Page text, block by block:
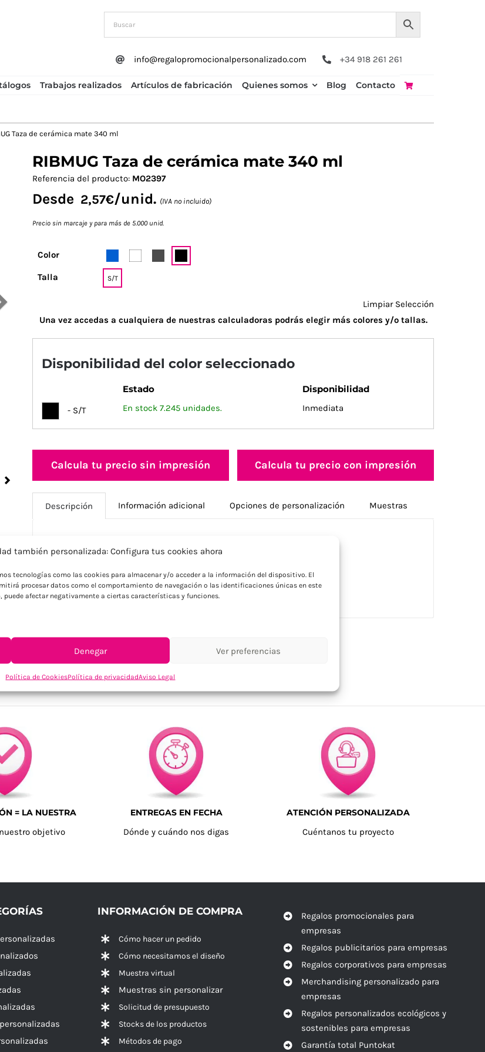
también personalizada: Configura tus cookies ahora
tecnologías como las cookies para almacenar y/o acceder a la información del dispositivo. El
procesar datos como el comportamiento de navegación o las identificaciones únicas en este
afectar negativamente a ciertas características y funciones.
Denegar Ver preferencias
Política de CookiesPolítica de privacidadAviso Legal
info@regalopromocionalpersonalizado.com +34 918 261 261
Trabajos realizados Artículos de fabricación Quienes somos Blog Contacto
Taza de cerámica mate 340 ml
RIBMUG Taza de cerámica mate 340 ml
Referencia del producto: MO2397
Desde 2,57€/unid. (IVA no incluido)
Precio sin marcaje y para más de 5.000 unid.
Color
Talla S/T
Limpiar Selección
Una vez accedas a cualquiera de nuestras calculadoras podrás elegir más colores y/o tallas.
Disponibilidad del color seleccionado
Estado Disponibilidad
- S/T En stock 7.245 unidades. Inmediata
Calcula tu precio sin impresión Calcula tu precio con impresión
Descripción Información adicional Opciones de personalización Muestras
Descripción
Taza de cerámica estriada en color mate. Capacidad: 340 ml.
MO2397-03
Categorías:Tazas y botellas,Tazas y vasos personalizados
= LA NUESTRA
objetivo
ENTREGAS EN FECHA
Dónde y cuándo nos digas
ATENCIÓN PERSONALIZADA
Cuéntanos tu proyecto
INFORMACIÓN DE COMPRA
Cómo hacer un pedido
Cómo necesitamos el diseño
Muestra virtual
Muestras sin personalizar
Solicitud de presupuesto
Stocks de los productos
Métodos de pago
Regalos promocionales para
empresas
Regalos publicitarios para empresas
Regalos corporativos para empresas
Merchandising personalizado para
empresas
Regalos personalizados ecológicos y
sostenibles para empresas
Garantía total Puntokat